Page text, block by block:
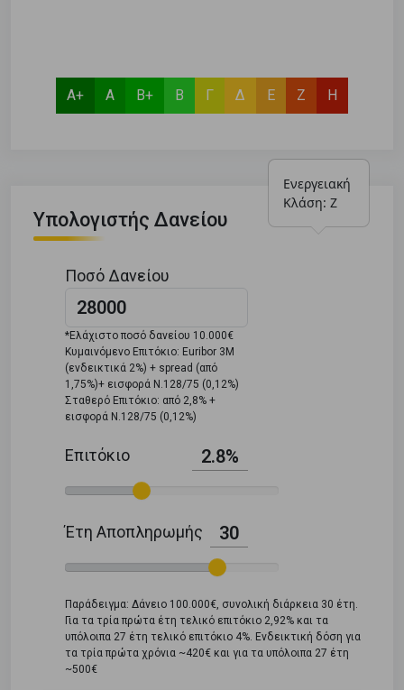
Α+ Α Β+ Β Γ Δ Ε Ζ
Ενεργειακή
Κλάση: Ζ
Η
Υπολογιστής Δανείου
Ποσό Δανείου
*Ελάχιστο ποσό δανείου 10.000€
Κυμαινόμενο Επιτόκιο: Euribor 3M
(ενδεικτικά 2%) + spread (από
1,75%)+ εισφορά Ν.128/75 (0,12%)
Σταθερό Επιτόκιο: από 2,8% +
εισφορά Ν.128/75 (0,12%)
Επιτόκιο 2.8%
Έτη Αποπληρωμής 30
Παράδειγμα: Δάνειο 100.000€, συνολική διάρκεια 30 έτη.
Για τα τρία πρώτα έτη τελικό επιτόκιο 2,92% και τα
υπόλοιπα 27 έτη τελικό επιτόκιο 4%. Ενδεικτική δόση για
τα τρία πρώτα χρόνια ~420€ και για τα υπόλοιπα 27 έτη
~500€